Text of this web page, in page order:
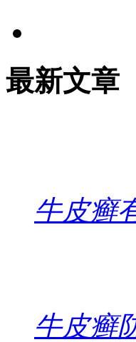
最新文章
牛皮癣
牛皮癣